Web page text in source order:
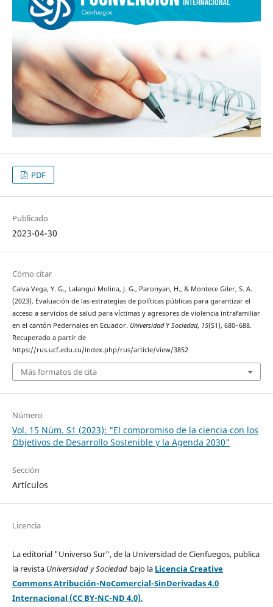
PDF
Publicado
2023-04-30
Cómo citar
Calva Vega, Y. G., Lalangui Molina, J. G., Paronyan, H., & Montece Giler, S. A.
(2023). Evaluación de las estrategias de políticas públicas para garantizar el
acceso a servicios de salud para víctimas y agresores de violencia intrafamiliar
en el cantón Pedernales en Ecuador. Universidad Y Sociedad, 15(S1), 680–688.
Recuperado a partir de
https://rus.ucf.edu.cu/index.php/rus/article/view/3852
Más formatos de cita
Número
Vol. 15 Núm. S1 (2023): "El compromiso de la ciencia con los
Objetivos de Desarrollo Sostenible y la Agenda 2030"
Sección
Artículos
Licencia
La editorial "Universo Sur", de la Universidad de Cienfuegos, publica
la revista Universidad y Sociedad bajo la Licencia Creative
Commons Atribución-NoComercial-SinDerivadas 4.0
Internacional (CC BY-NC-ND 4.0).